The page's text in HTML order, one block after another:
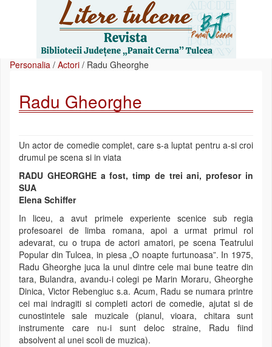
Personalia / Actori / Radu Gheorghe
Radu Gheorghe
Un actor de comedie complet, care s-a luptat pentru a-si croi
drumul pe scena si in viata
RADU GHEORGHE a fost, timp de trei ani, profesor in
SUA
Elena Schiffer
In liceu, a avut primele experiente scenice sub regia
profesoarei de limba romana, apoi a urmat primul rol
adevarat, cu o trupa de actori amatori, pe scena Teatrului
Popular din Tulcea, in piesa „O noapte furtunoasa”. In 1975,
Radu Gheorghe juca la unul dintre cele mai bune teatre din
tara, Bulandra, avandu-i colegi pe Marin Moraru, Gheorghe
Dinica, Victor Rebengiuc s.a. Acum, Radu se numara printre
cei mai indragiti si completi actori de comedie, ajutat si de
cunostintele sale muzicale (pianul, vioara, chitara sunt
instrumente care nu-i sunt deloc straine, Radu fiind
absolvent al unei scoli de muzica).